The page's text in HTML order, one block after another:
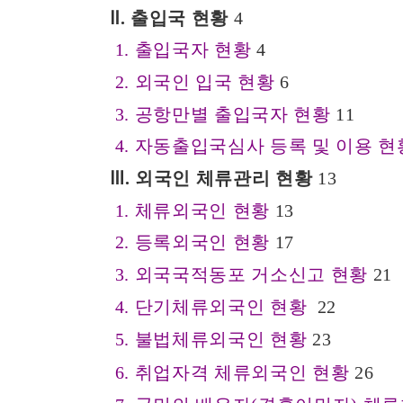
Ⅱ. 출입국 현황 4
1. 출입국자 현황 4
2. 외국인 입국 현황 6
3. 공항만별 출입국자 현황 11
4. 자동출입국심사 등록 및 이용 현
Ⅲ. 외국인 체류관리 현황 13
1. 체류외국인 현황 13
2. 등록외국인 현황 17
3. 외국국적동포 거소신고 현황 21
4. 단기체류외국인 현황 22
5. 불법체류외국인 현황 23
6. 취업자격 체류외국인 현황 26